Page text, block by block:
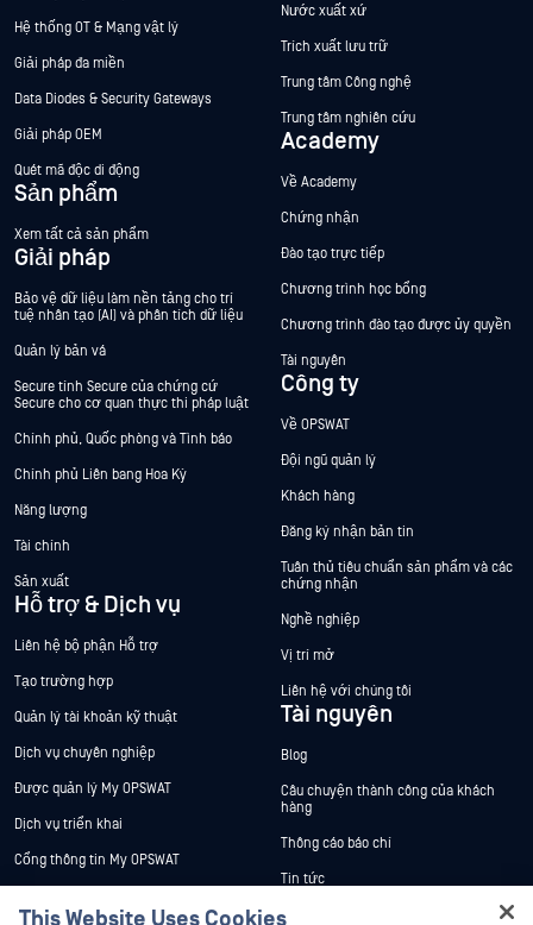
Hệ thống OT & Mạng vật lý
Giải pháp đa miền
Data Diodes & Security Gateways
Giải pháp OEM
Quét mã độc di động
Sản phẩm
Xem tất cả sản phẩm
Giải pháp
Bảo vệ dữ liệu làm nền tảng cho trí
tuệ nhân tạo (AI) và phân tích dữ liệu
Quản lý bản vá
Secure tính Secure của chứng cứ
Secure cho cơ quan thực thi pháp luật
Chính phủ, Quốc phòng và Tình báo
Chính phủ Liên bang Hoa Kỳ
Năng lượng
Tài chính
Sản xuất
Hỗ trợ & Dịch vụ
Liên hệ bộ phận Hỗ trợ
Tạo trường hợp
Quản lý tài khoản kỹ thuật
Dịch vụ chuyên nghiệp
Được quản lý My OPSWAT
Dịch vụ triển khai
Cổng thông tin My OPSWAT
Nước xuất xứ
Trích xuất lưu trữ
Trung tâm Công nghệ
Trung tâm nghiên cứu
Academy
Về Academy
Chứng nhận
Đào tạo trực tiếp
Chương trình học bổng
Chương trình đào tạo được ủy quyền
Tài nguyên
Công ty
Về OPSWAT
Đội ngũ quản lý
Khách hàng
Đăng ký nhận bản tin
Tuân thủ tiêu chuẩn sản phẩm và các
chứng nhận
Nghề nghiệp
Vị trí mở
Liên hệ với chúng tôi
Tài nguyên
Blog
Câu chuyện thành công của khách
hàng
Thông cáo báo chí
Tin tức
Sự kiện
This Website Uses Cookies